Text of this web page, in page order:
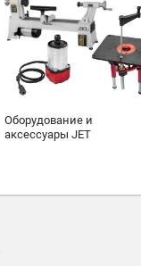
Оборудование и
аксессуары JET